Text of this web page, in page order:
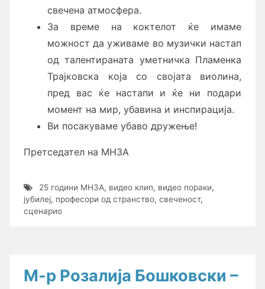
свечена атмосфера.
За време на коктелот ќе имаме
можност да уживаме во музички настап
од талентираната уметничка Пламенка
Трајковска која со својата виолина,
пред вас ќе настапи и ќе ни подари
момент на мир, убавина и инспирација.
Ви посакуваме убаво дружење!
Претседател на МНЗА
25 години МНЗА, видео клип, видео пораки,
јубилеј, професори од странство, свеченост,
сценарио
М-р Розалија Бошковски –